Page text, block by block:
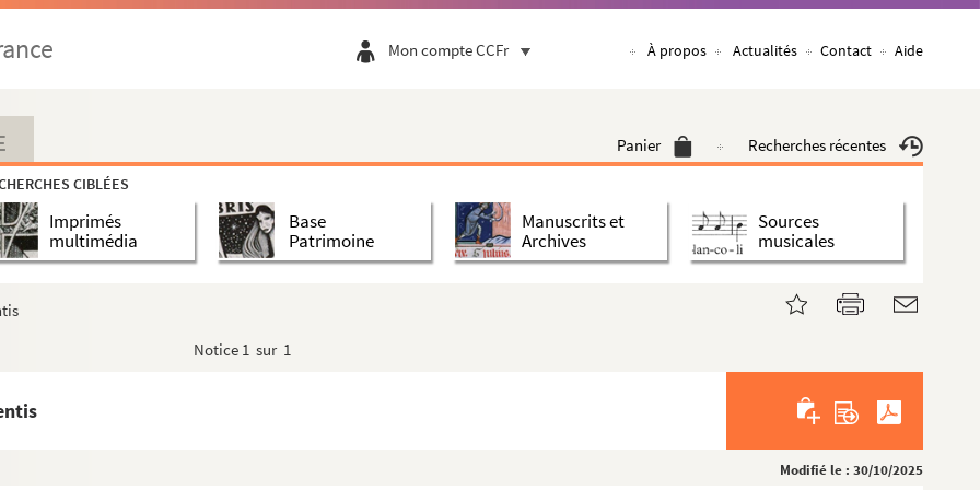
Mon compte CCFr À propos Actualités Contact Aide
Panier Recherches récentes
CIBLÉES
Imprimés
multimédia
Base
Patrimoine
Manuscrits et
Archives
Sources
musicales
Notice 1 sur 1
Modifié le : 30/10/2025
et Cantica canticorum (cum glossa ordinaria)
Summa confessorum